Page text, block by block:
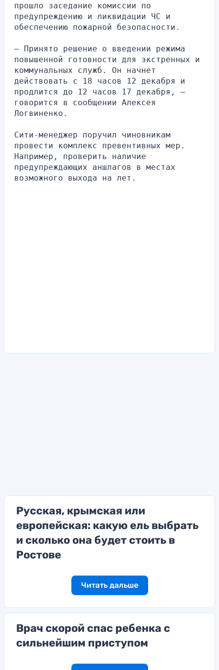
прошло заседание комиссии по
предупреждению и ликвидации ЧС и
обеспечению пожарной безопасности.
— Принято решение о введении режима
повышенной готовности для экстренных и
коммунальных служб. Он начнет
действовать с 18 часов 12 декабря и
продлится до 12 часов 17 декабря, —
говорится в сообщении Алексея
Логвиненко.
Сити-менеджер поручил чиновникам
провести комплекс превентивных мер.
Например, проверить наличие
предупреждающих аншлагов в местах
возможного выхода на лет.
Русская, крымская или
европейская: какую ель выбрать
и сколько она будет стоить в
Ростове
Читать дальше
Врач скорой спас ребенка с
сильнейшим приступом